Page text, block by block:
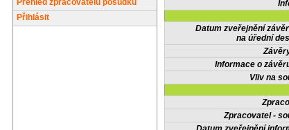
Přehled zpracovatelů posudků
Přihlásit
Datum zveřejnění
na úřední
Informace o
Vliv na
Zpracovatel -